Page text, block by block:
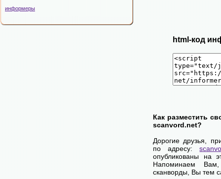
информеры
html-код
Как разместить
scanvord.net?
Дорогие друзья,
по адресу:
опубликованы на
Напоминаем
сканворды, Вы тем